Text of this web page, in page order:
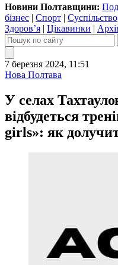
Новини Полтавщини:
бізнес | Спорт | Суспільство
Здоров’я | Цікавинки |
7 березня 2024, 11:51
Нова Полтава
У селах
відбудеться
girls»: як